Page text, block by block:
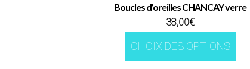
Boucles d’oreilles CHANCAY verre
38,00€
CHOIX DES OPTIONS
Ce
a